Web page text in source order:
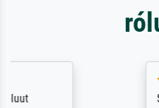
Sehr gute Qualität